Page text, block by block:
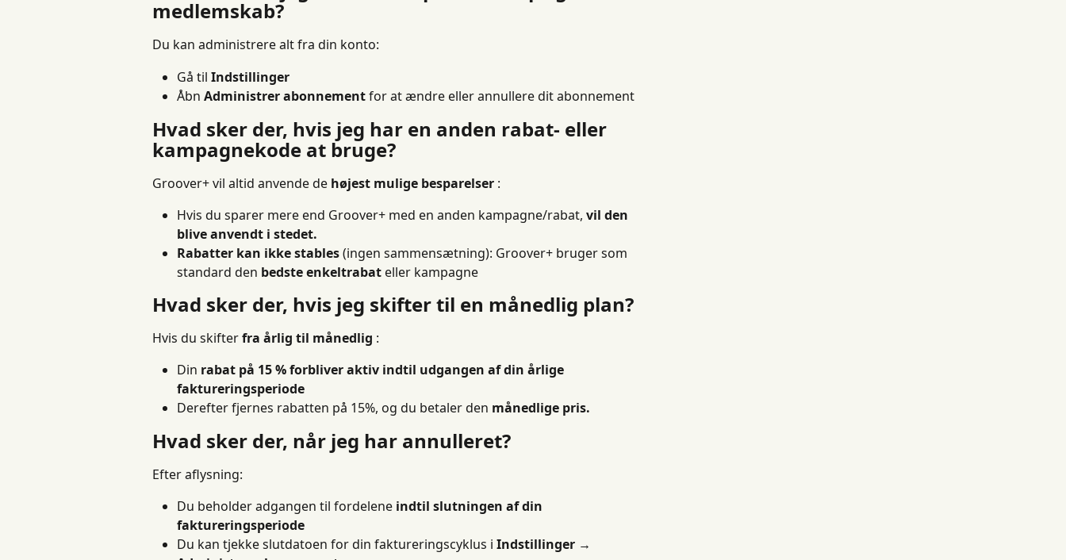
medlemskab?
Du kan administrere alt fra din konto:
Gå til Indstillinger
Åbn Administrer abonnement for at ændre eller annullere dit abonnement
Hvad sker der, hvis jeg har en anden rabat- eller
kampagnekode at bruge?
Groover+ vil altid anvende de højest mulige besparelser :
Hvis du sparer mere end Groover+ med en anden kampagne/rabat, vil den
blive anvendt i stedet.
Rabatter kan ikke stables (ingen sammensætning): Groover+ bruger som
standard den bedste enkeltrabat eller kampagne
Hvad sker der, hvis jeg skifter til en månedlig plan?
Hvis du skifter fra årlig til månedlig :
Din rabat på 15 % forbliver aktiv indtil udgangen af ​​din årlige
faktureringsperiode
Derefter fjernes rabatten på 15%, og du betaler den månedlige pris.
Hvad sker der, når jeg har annulleret?
Efter aflysning:
Du beholder adgangen til fordelene indtil slutningen af ​​din
faktureringsperiode
Du kan tjekke slutdatoen for din faktureringscyklus i Indstillinger →